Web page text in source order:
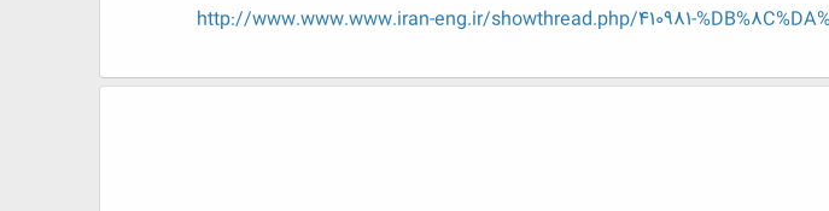
http://www.www.www.iran-eng.ir/showthread.php/410981-